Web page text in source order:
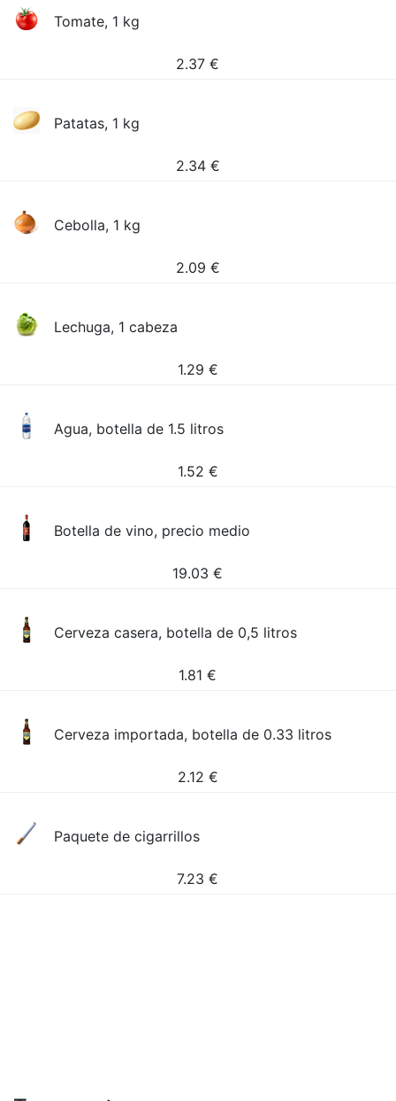
Tomate, 1 kg
2.37 €
Patatas, 1 kg
2.34 €
Cebolla, 1 kg
2.09 €
Lechuga, 1 cabeza
1.29 €
Agua, botella de 1.5 litros
1.52 €
Botella de vino, precio medio
19.03 €
Cerveza casera, botella de 0,5 litros
1.81 €
Cerveza importada, botella de 0.33 litros
2.12 €
Paquete de cigarrillos
7.23 €